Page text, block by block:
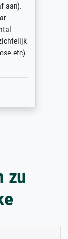
aan).
etc).
zu